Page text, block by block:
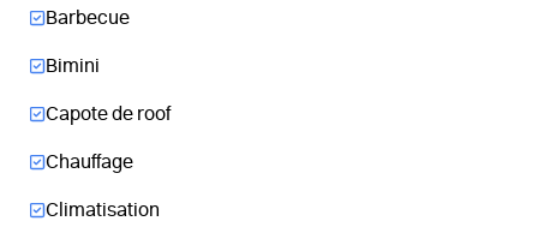
Barbecue
Bimini
Capote de roof
Chauffage
Climatisation